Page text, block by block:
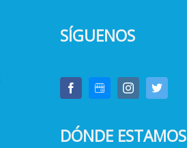
SÍGUENOS
DÓNDE ESTAMOS